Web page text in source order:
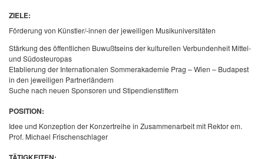
ZIELE:
Förderung von Künstler/-innen der jeweiligen Musikuniversitäten
Stärkung des öffentlichen Buwußtseins der kulturellen Verbundenheit Mittel-
und Südosteuropas
Etablierung der Internationalen Sommerakademie Prag – Wien – Budapest
in den jeweiligen Partnerländern
Suche nach neuen Sponsoren und Stipendienstiftern
POSITION:
Idee und Konzeption der Konzertreihe in Zusammenarbeit mit Rektor em.
Prof. Michael Frischenschlager